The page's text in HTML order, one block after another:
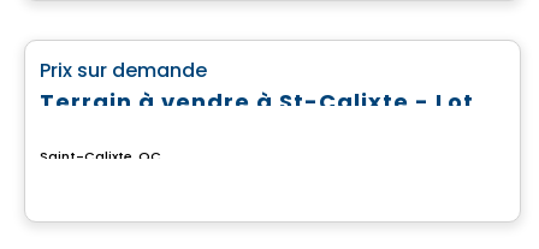
Terrain
Prix sur demande
Saint-Calixte, QC
Terrain